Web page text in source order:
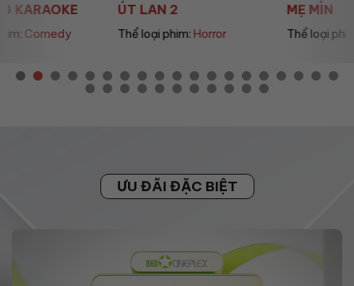
ÚT LAN 2
Thể loại phim: Horror Thể loại phim: Drama
ƯU ĐÃI ĐẶC BIỆT